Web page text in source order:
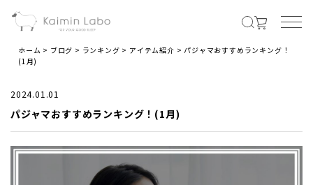
メンズ商品すべて
オールシーズンの素材
ホーム ブログ ランキング アイテム紹介
パジャマおすすめランキング！
(1月)
2024.01.01
パジャマおすすめランキング！(1月)